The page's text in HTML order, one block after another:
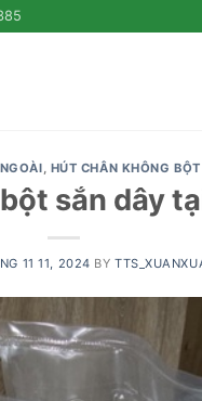
, HÚT CHÂN KHÔNG
sắn dây
11 11, 2024 BY